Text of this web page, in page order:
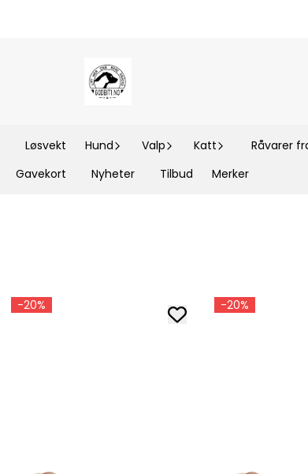
Løsvekt Hund Valp Katt Råvarer
Gavekort Nyheter Tilbud Merker
-20% -20%